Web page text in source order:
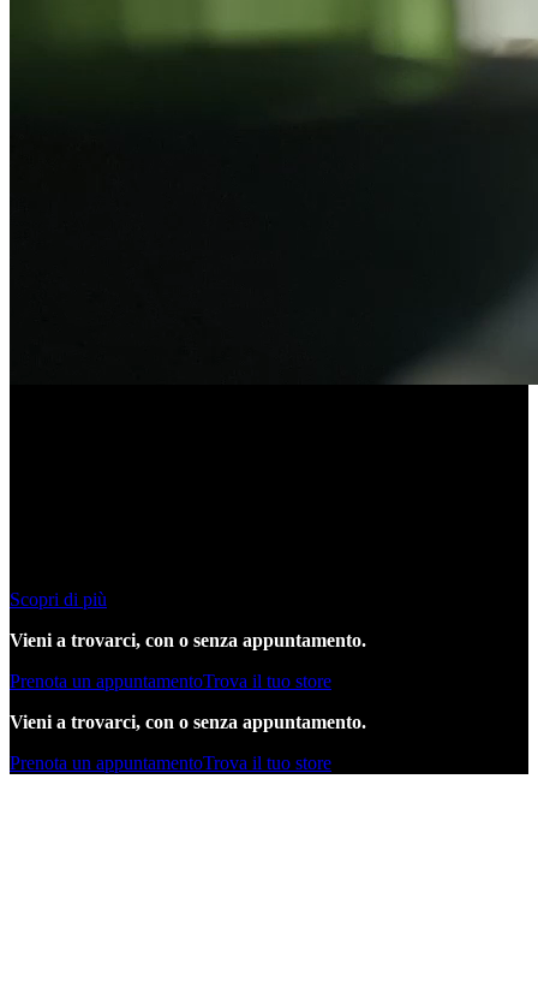
Scopri di più
Vieni a trovarci, con o senza appuntamento.
Prenota un appuntamentoTrova il tuo store
Vieni a trovarci, con o senza appuntamento.
Prenota un appuntamentoTrova il tuo store